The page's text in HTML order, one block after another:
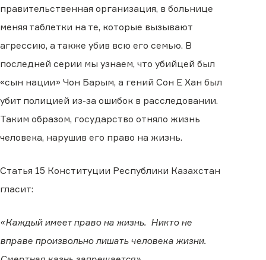
правительственная организация, в больнице
меняя таблетки на те, которые вызывают
агрессию, а также убив всю его семью. В
последней серии мы узнаем, что убийцей был
«сын нации» Чон Барым, а гений Сон Е Хан был
убит полицией из-за ошибок в расследовании.
Таким образом, государство отняло жизнь
человека, нарушив его право на жизнь.
Статья 15 Конституции Республики Казахстан
гласит:
«Каждый имеет право на жизнь. Никто не
вправе произвольно лишать человека жизни.